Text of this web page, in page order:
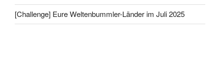
[Challenge] Eure Weltenbummler-Länder im Juli 2025